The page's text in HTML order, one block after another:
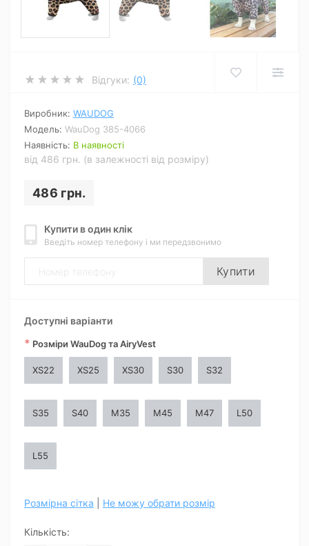
Відгуки: (0)
Виробник: WAUDOG
Модель: WauDog 385-4066
Наявність: В наявності
від 486 грн. (в залежності від розміру)
486 грн.
Купити в один клік
Введіть номер телефону і ми передзвонимо
Купити
Доступні варіанти
* Розміри WauDog та AiryVest
XS22 XS25 XS30 S30 S32
S35 S40 M35 M45 M47 L50
L55
Розмірна сітка Не можу обрати розмір
Кількість: